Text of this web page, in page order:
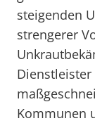
steigenden
strengerer
Kommunen